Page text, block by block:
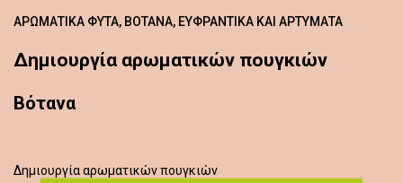
ΑΡΩΜΑΤΙΚΆ ΦΥΤΆ, ΒΌΤΑΝΑ, ΕΥΦΡΑΝΤΙΚΆ ΚΑΙ ΑΡΤΎΜΑΤΑ
Δημιουργία αρωματικών πουγκιών
Βότανα
Δημιουργία αρωματικών πουγκιών